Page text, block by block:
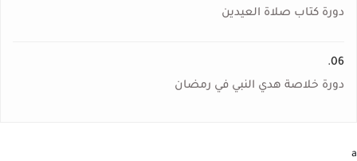
دورة كتاب صلاة العيدين
06.
دورة خلاصة هدي النبي في رمضان
a